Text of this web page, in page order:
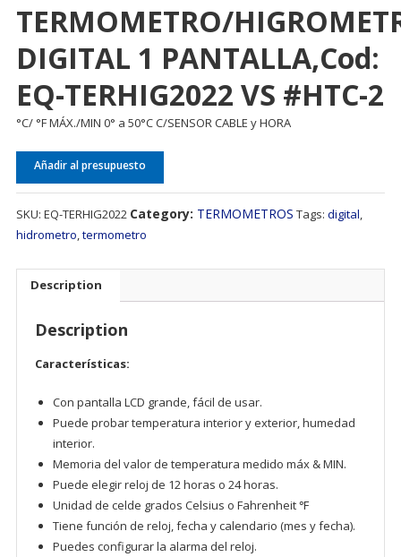
TERMOMETRO/
DIGITAL 1 PANTALLA,Cod:
EQ-TERHIG2022 VS #HTC-2
°C/ °F MÁX./MIN 0° a 50°C C/SENSOR CABLE y HORA
Añadir al presupuesto
SKU: EQ-TERHIG2022 Category: TERMOMETROS Tags: digital,
hidrometro,termometro
Description
Description
Características:
Con pantalla LCD grande, fácil de usar.
Puede probar temperatura interior y exterior, humedad
interior.
Memoria del valor de temperatura medido máx & MIN.
Puede elegir reloj de 12 horas o 24 horas.
Unidad de celde grados Celsius o Fahrenheit ℉
Tiene función de reloj, fecha y calendario (mes y fecha).
Puedes configurar la alarma del reloj.